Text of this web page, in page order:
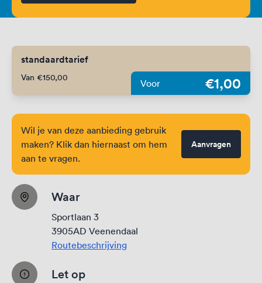
standaardtarief
Van €150,00 Voor €1,00
Wil je van deze aanbieding gebruik
maken? Klik dan hiernaast om hem
aan te vragen.
Aanvragen
Waar
Sportlaan 3
3905AD Veenendaal
Routebeschrijving
Let op